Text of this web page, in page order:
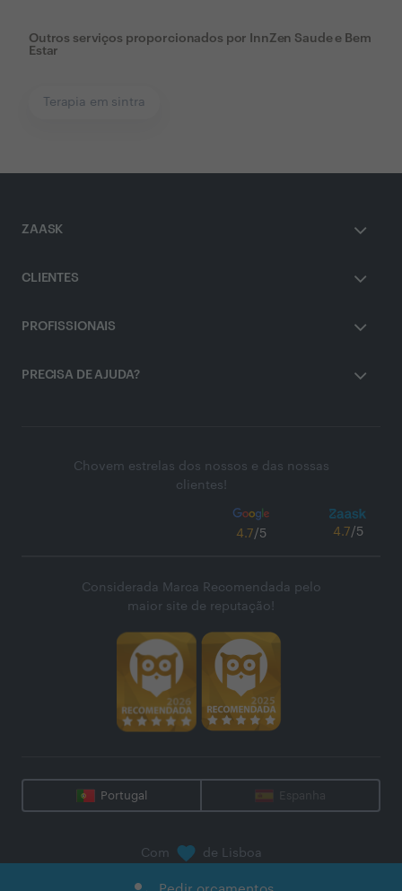
Outros serviços proporcionados por
InnZen Saude e Bem
Estar
Terapia em sintra
ZAASK
CLIENTES
PROFISSIONAIS
PRECISA DE AJUDA?
Chovem estrelas dos nossos e das nossas
clientes!
4.7/5 4.7/5
Considerada Marca Recomendada pelo
maior site de reputação!
Portugal Espanha
Com de Lisboa
Zaask - Plataforma Digital, S.A.